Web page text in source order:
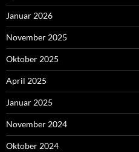
Januar 2026
November 2025
Oktober 2025
April 2025
Januar 2025
November 2024
Oktober 2024